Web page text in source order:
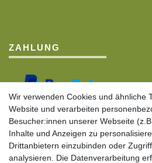
ZAHLUNG
Wir verwenden Cookies und ähnliche
Website und verarbeiten
Besucher:innen unserer Webseite
Inhalte und Anzeigen zu
Drittanbietern einzubinden oder
analysieren. Die Datenverarbeitung